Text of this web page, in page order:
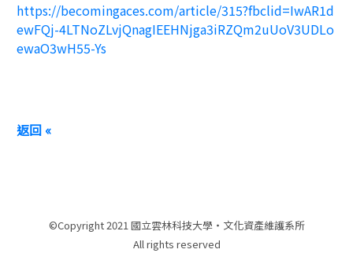
https://becomingaces.com/article/315?fbclid=IwAR1d
ewFQj-4LTNoZLvjQnagIEEHNjga3iRZQm2uUoV3UDLo
ewaO3wH55-Ys
返回 «
©Copyright 2021 國立雲林科技大學‧文化資產維護系所
All rights reserved